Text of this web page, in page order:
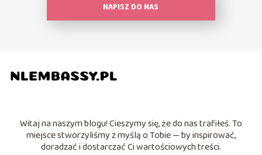
NAPISZ DO NAS
Witaj na naszym blogu! Cieszymy się, że do nas trafiłeś. To
miejsce stworzyliśmy z myślą o Tobie — by inspirować,
doradzać i dostarczać Ci wartościowych treści.